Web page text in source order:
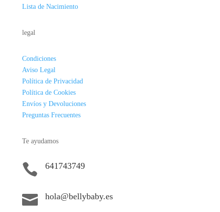
Lista de Nacimiento
legal
Condiciones
Aviso Legal
Política de Privacidad
Política de Cookies
Envíos y Devoluciones
Preguntas Frecuentes
Te ayudamos
 641743749
 hola@bellybaby.es